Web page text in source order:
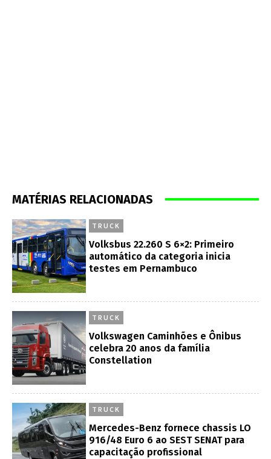
MATÉRIAS RELACIONADAS
TRUCK
Volksbus 22.260 S 6×2: Primeiro
automático da categoria inicia
testes em Pernambuco
TRUCK
Volkswagen Caminhões e Ônibus
celebra 20 anos da família
Constellation
TRUCK
Mercedes-Benz fornece chassis LO
916/48 Euro 6 ao SEST SENAT para
capacitação profissional